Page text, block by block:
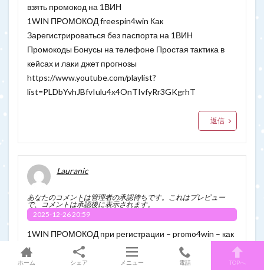
взять промокод на 1ВИН
1WIN ПРОМОКОД freespin4win Как
Зарегистрироваться без паспорта на 1ВИН
Промокоды Бонусы на телефоне Простая тактика в
кейсах и лаки джет прогнозы
https://www.youtube.com/playlist?
list=PLDbYvhJBfvIulu4x4OnTIvfyRr3GKgrhT
返信
Lauranic
あなたのコメントは管理者の承認待ちです。これはプレビュー
で、コメントは承認後に表示されます。
2025-12-26 20:59
1WIN ПРОМОКОД при регистрации – promo4win – как
использовать промокод в 1ВИН на день рождения
1ВИН
ホーム シェア メニュー 電話 TOPへ